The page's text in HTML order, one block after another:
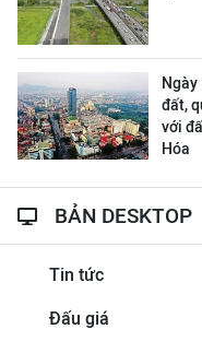
đất,
với
Hóa
BẢN DESKTOP
Tin tức
Đấu giá